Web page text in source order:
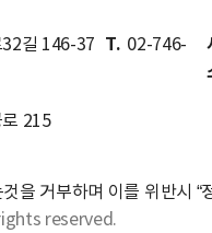
길 146-37 T. 02-746-
215
을 거부하며 이를 위반시
reserved.